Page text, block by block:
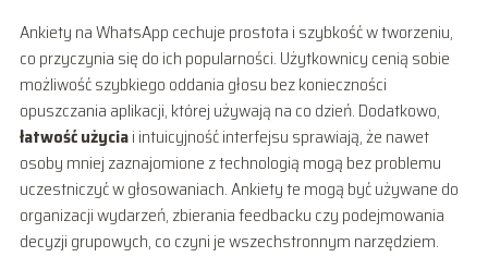
Ankiety na WhatsApp cechuje prostota i szybkość w tworzeniu,
co przyczynia się do ich popularności. Użytkownicy cenią sobie
możliwość szybkiego oddania głosu bez konieczności
opuszczania aplikacji, której używają na co dzień. Dodatkowo,
łatwość użyciai intuicyjność interfejsu sprawiają, że nawet
osoby mniej zaznajomione z technologią mogą bez problemu
uczestniczyć w głosowaniach. Ankiety te mogą być używane do
organizacji wydarzeń, zbierania feedbacku czy podejmowania
decyzji grupowych, co czyni je wszechstronnym narzędziem.